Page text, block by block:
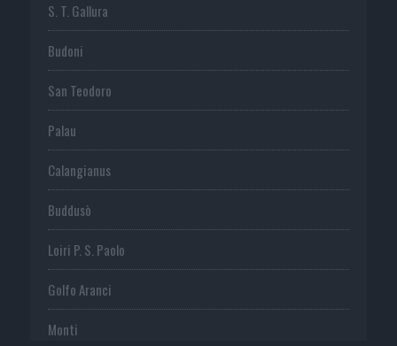
S. T. Gallura
Budoni
San Teodoro
Palau
Calangianus
Buddusò
Loiri P. S. Paolo
Golfo Aranci
Monti